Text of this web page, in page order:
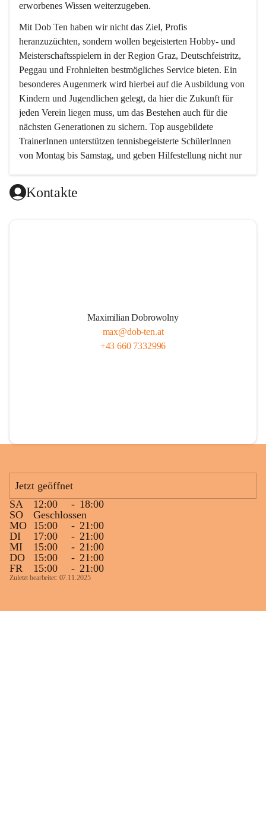
erworbenes Wissen weiterzugeben.
Mit Dob Ten haben wir nicht das Ziel, Profis
heranzuzüchten, sondern wollen begeisterten Hobby- und
Meisterschaftsspielern in der Region Graz, Deutschfeistritz,
Peggau und Frohnleiten bestmögliches Service bieten. Ein
besonderes Augenmerk wird hierbei auf die Ausbildung von
Kindern und Jugendlichen gelegt, da hier die Zukunft für
jeden Verein liegen muss, um das Bestehen auch für die
nächsten Generationen zu sichern. Top ausgebildete
TrainerInnen unterstützen tennisbegeisterte SchülerInnen
von Montag bis Samstag, und geben Hilfestellung nicht nur
Da das taktische Element im Tennis von sehr vielen
Kontakte
Maximilian Dobrowolny
max@dob-ten.at
+43 660 7332996
Jetzt geöffnet
SA
12:00 - 18:00
SO
Geschlossen
MO 15:00 - 21:00
DI
17:00 - 21:00
MI
15:00 - 21:00
DO
15:00 - 21:00
FR
15:00 - 21:00
Zuletzt bearbeitet: 07.11.2025